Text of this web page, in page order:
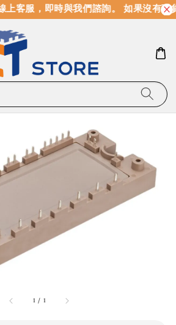
客服，即時與我們諮詢。 如果沒有現
1 / 1